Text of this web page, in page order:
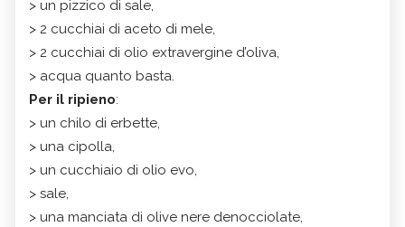
> un pizzico di sale,
> 2 cucchiai di aceto di mele,
> 2 cucchiai di olio extravergine d’oliva,
> acqua quanto basta.
Per il ripieno:
> un chilo di erbette,
> una cipolla,
> un cucchiaio di olio evo,
> sale,
> una manciata di olive nere denocciolate,